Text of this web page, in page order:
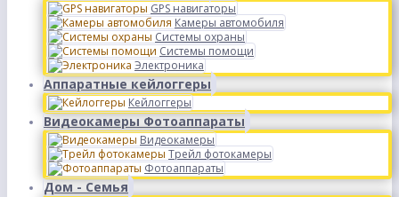
GPS навигаторы
Камеры автомобиля
Системы охраны
Системы помощи
Электроника
Аппаратные кейлоггеры
Кейлоггеры
Видеокамеры Фотоаппараты
Видеокамеры
Трейл фотокамеры
Фотоаппараты
Дом - Семья